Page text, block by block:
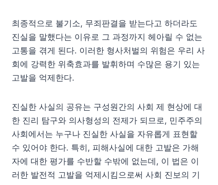
최종적으로 불기소, 무죄판결을 받는다고 하더라도
진실을 말했다는 이유로 그 과정까지 헤아릴 수 없는
고통을 겪게 된다. 이러한 형사처벌의 위험은 우리 사
회에 강력한 위축효과를 발휘하며 수많은 용기 있는
고발을 억제한다.
진실한 사실의 공유는 구성원간의 사회 제 현상에 대
한 진리 탐구와 의사형성의 전제가 되므로, 민주주의
사회에서는 누구나 진실한 사실을 자유롭게 표현할
수 있어야 한다. 특히, 피해사실에 대한 고발은 가해
자에 대한 평가를 수반할 수밖에 없는데, 이 법은 이
러한 발전적 고발을 억제시킴으로써 사회 진보의 기